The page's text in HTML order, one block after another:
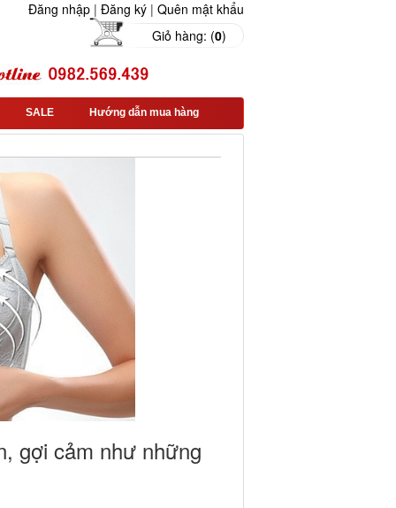
Đăng nhập | Đăng ký | Quên mật khẩu
Giỏ hàng: (0)
SALE Hướng dẫn mua hàng
gợi cảm như những